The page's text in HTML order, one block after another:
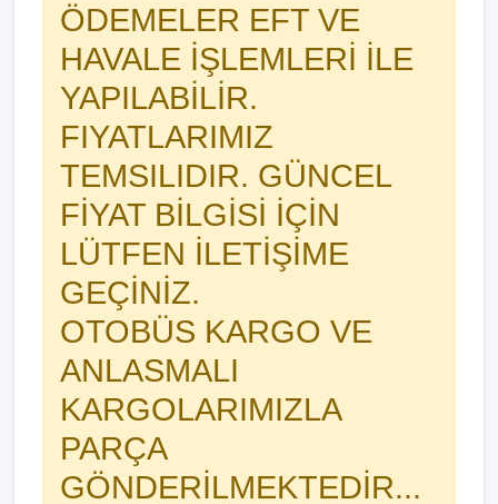
ÖDEMELER EFT VE
HAVALE İŞLEMLERİ İLE
YAPILABİLİR.
FIYATLARIMIZ
TEMSILIDIR. GÜNCEL
FİYAT BİLGİSİ İÇİN
LÜTFEN İLETİŞİME
GEÇİNİZ.
OTOBÜS KARGO VE
ANLASMALI
KARGOLARIMIZLA
PARÇA
GÖNDERİLMEKTEDİR...